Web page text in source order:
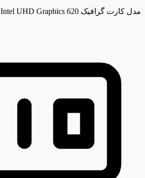
مدل کارت گرافیک Intel UHD Graphics 620